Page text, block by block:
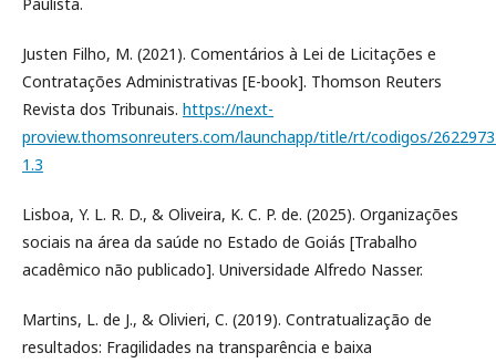
Paulista.
Justen Filho, M. (2021). Comentários à Lei de Licitações e
Contratações Administrativas [E-book]. Thomson Reuters
Revista dos Tribunais. https://next-
proview.thomsonreuters.com/launchapp/title/rt/codigos/
1.3
Lisboa, Y. L. R. D., & Oliveira, K. C. P. de. (2025). Organizações
sociais na área da saúde no Estado de Goiás [Trabalho
acadêmico não publicado]. Universidade Alfredo Nasser.
Martins, L. de J., & Olivieri, C. (2019). Contratualização de
resultados: Fragilidades na transparência e baixa